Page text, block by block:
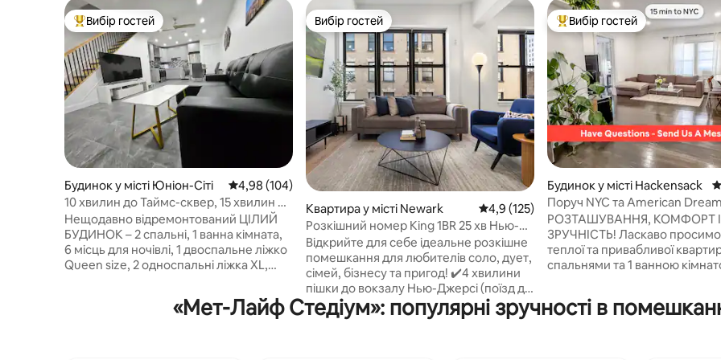
Топ вибір гостей
Вибір гостей
Будинок у місті Юніон-Сіті Середня оцінка: 4,98 з 5, відгуки: 104
4,98 (104)
10 хвилин до Таймс-сквер, 15 хвилин до
стадіону MetLife
Нещодавно відремонтований ЦІЛИЙ
БУДИНОК – 2 спальні, 1 ванна кімната,
6 місць для ночівлі, 1 двоспальне ліжко
Queen size, 2 односпальні ліжка XL,
дістатися до Мідтауна/Таймс-сквер,
Бродвею, стадіону Met Life, торгового
Вибір гостей
Вибір гостей
Квартира у місті Newark Середня оцінка: 4,9 з 5, відгуки: 125
4,9 (125)
Розкішний номер King 1BR 25 хв Нью-
Йорк 4 хв до Prudential/Penn
Відкрийте для себе ідеальне розкішне
помешкання для любителів соло, дует,
сімей, бізнесу та пригод! ✔️4 хвилини
пішки до вокзалу Нью-Джерсі (поїзд до
Нью-Йорка менш ніж за 30 хвилин) та
Prudential Center ✔️Менше ніж за 15
Топ вибір гостей
Вибір гостей
Будинок у місті Hackensack
Поруч NYC та American
паркінг, двоспальне ліжко
РОЗТАШУВАННЯ, КОМФОРТ І
ЗРУЧНІСТЬ! Ласкаво просимо до нашої
теплої та привабливої
спальнями та 1 ванною
далеко від дому,
урахуванням ваших побажань. -
«Мет-Лайф Стедіум»: популярні зручності в